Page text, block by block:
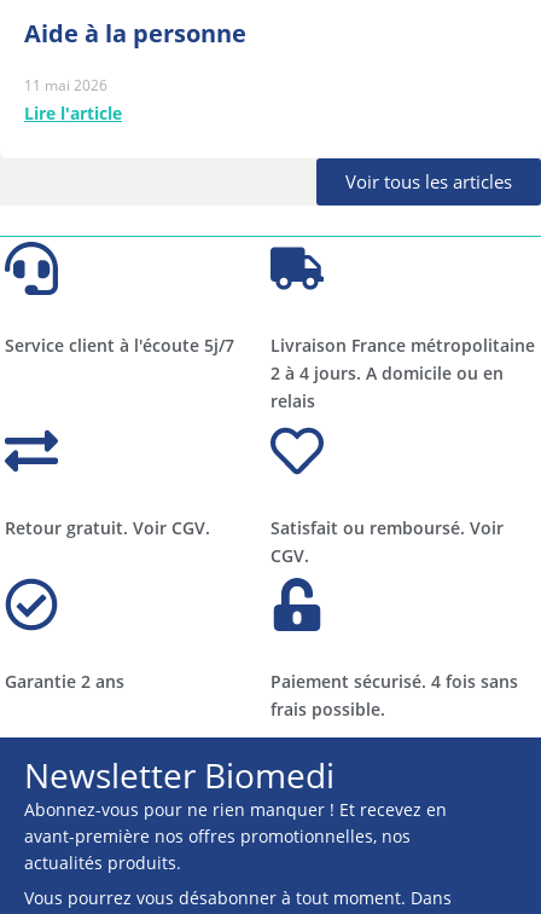
Aide à la personne
11 mai 2026
Lire l'article
Voir tous les articles
Service client à l'écoute 5j/7
Livraison France métropolitaine
2 à 4 jours. A domicile ou en
relais​​
Retour gratuit. Voir CGV.
Satisfait ou remboursé. Voir
CGV.
Garantie 2 ans
Paiement sécurisé. 4 fois sans
frais possible.
Newsletter Biomedi
Abonnez-vous pour ne rien manquer ! Et recevez en
avant-première nos offres promotionnelles, nos
actualités produits.
Vous pourrez vous désabonner à tout moment. Dans